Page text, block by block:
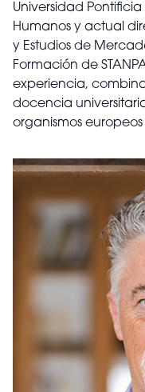
Universidad
Humanos y actual
y Estudios de
Formación de
experiencia,
docencia
organismos